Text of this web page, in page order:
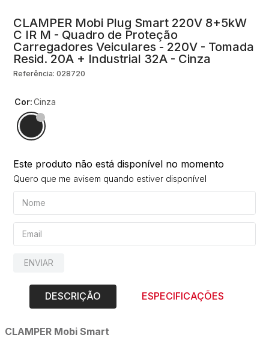
CLAMPER Mobi Plug Smart 220V 8+5kW
C IR M - Quadro de Proteção
Carregadores Veiculares - 220V - Tomada
Resid. 20A + Industrial 32A - Cinza
Referência:028720
cor: Cinza
Este produto não está disponível no momento
Quero que me avisem quando estiver disponível
ENVIAR
DESCRIÇÃO ESPECIFICAÇÕES
CLAMPER Mobi Smart
10
string box